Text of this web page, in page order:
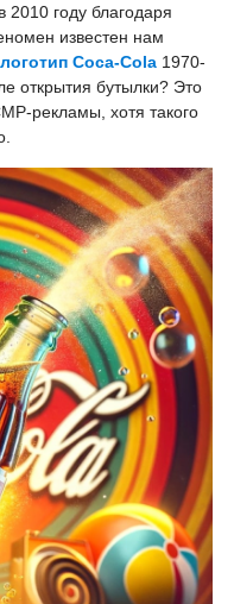
году благодаря
известен нам
логотип Coca-Cola 1970-
открытия бутылки? Это
рекламы, хотя такого